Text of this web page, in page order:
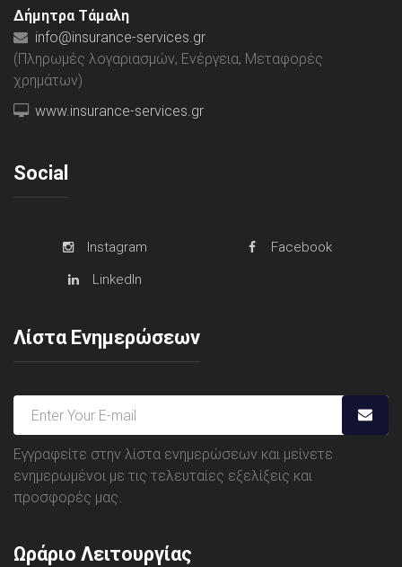
Δήμητρα Τάμαλη
info@insurance-services.gr
(Πληρωμές λογαριασμών, Ενέργεια, Μεταφορές
χρημάτων)
www.insurance-services.gr
Social
Instagram
Facebook
LinkedIn
Λίστα Ενημερώσεων
Εγγραφείτε στην λίστα ενημερώσεων και μείνετε
ενημερωμένοι με τις τελευταίες εξελίξεις και
προσφορές μας.
Ωράριο Λειτουργίας